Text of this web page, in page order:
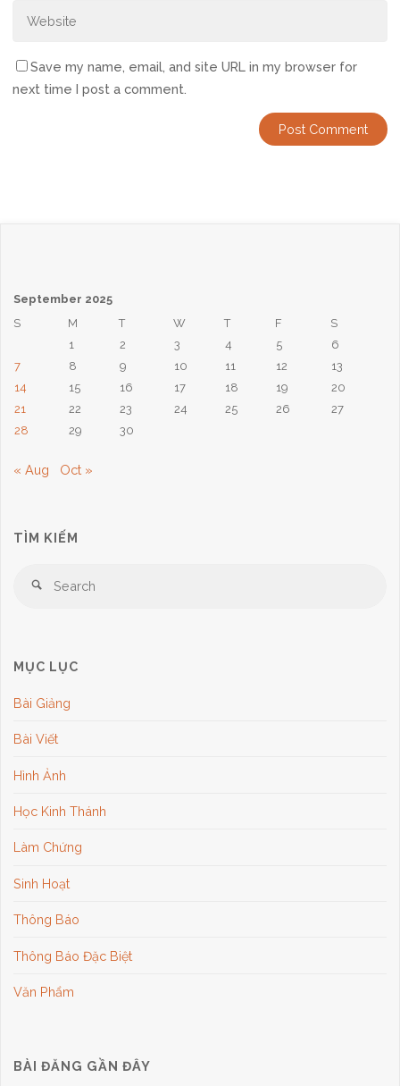
Save my name, email, and site URL in my browser for
next time I post a comment.
September 2025
S
M T W T F
S
1
2 3 4 5
6
7
8 9 10 11 12
13
14
15 16 17 18 19
20
21
22 23 24 25 26
27
28
29 30
« Aug Oct »
TÌM KIẾM
Search
MỤC LỤC
Bài Giảng
Bài Viết
Hình Ảnh
Học Kinh Thánh
Làm Chứng
Sinh Hoạt
Thông Báo
Thông Báo Đặc Biệt
Văn Phẩm
BÀI ĐĂNG GẦN ĐÂY